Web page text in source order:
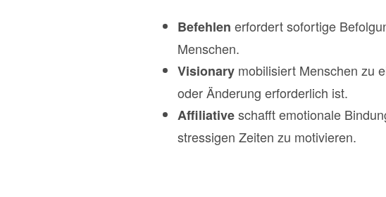
Befehlen erfordert sofortige
Menschen.
Visionary mobilisiert Menschen zu
oder Änderung erforderlich ist.
Affiliativeschafft emotionale
stressigen Zeiten zu motivieren.